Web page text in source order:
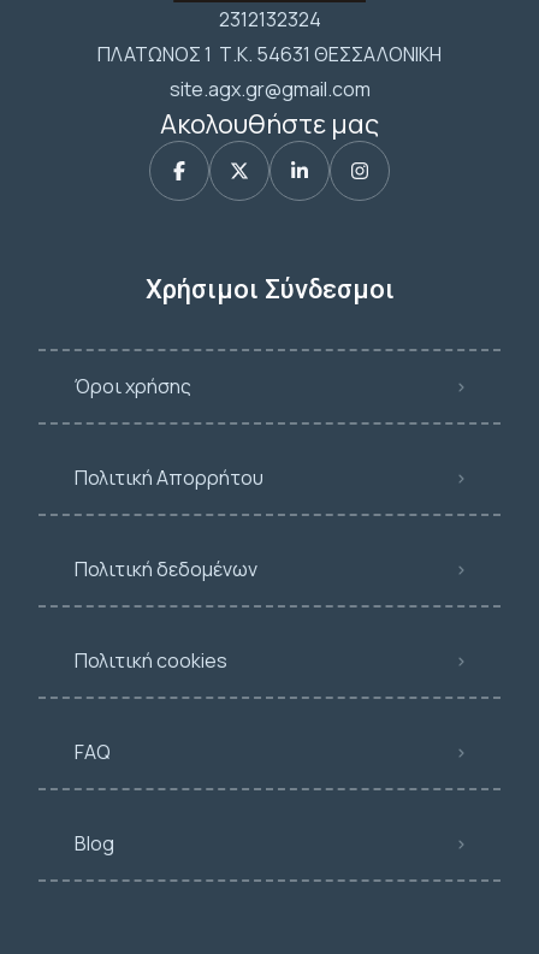
2312132324
ΠΛΑΤΩΝΟΣ 1 Τ.Κ. 54631 ΘΕΣΣΑΛΟΝΙΚΗ
site.agx.gr@gmail.com
Ακολουθήστε μας
Χρήσιμοι Σύνδεσμοι
Όροι χρήσης
Πολιτική Απορρήτου
Πολιτική δεδομένων
Πολιτική cookies
FAQ
Blog